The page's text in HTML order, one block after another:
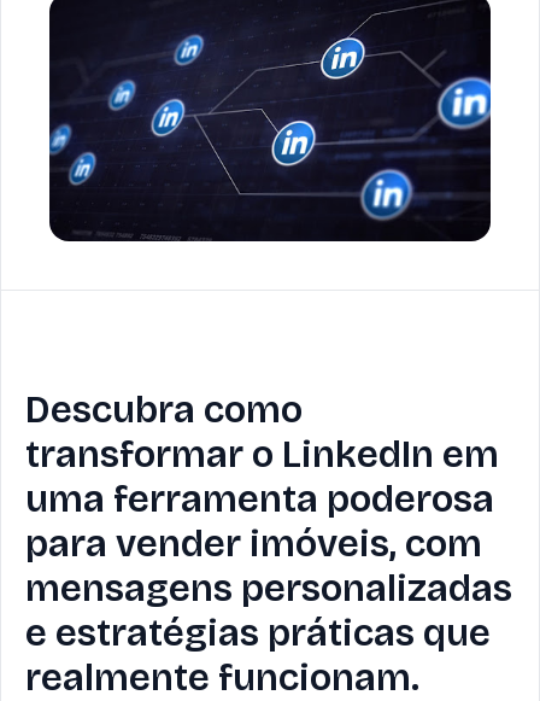
Descubra como
transformar o LinkedIn em
uma ferramenta poderosa
para vender imóveis, com
mensagens personalizadas
e estratégias práticas que
realmente funcionam.